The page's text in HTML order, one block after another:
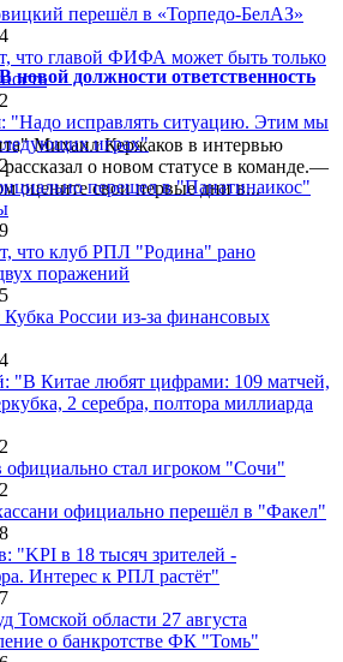
должности ответственность
Михаил Кержаков в интервью
о новом статусе в команде.—
оцените свои первые дни в...
перешёл в «Торпедо-БелАЗ»
что главой ФИФА может быть только
"Надо исправлять ситуацию. Этим мы
играх"
перешел в "Панатинаикос"
что клуб РПЛ "Родина" рано
поражений
Кубка России из-за финансовых
"В Китае любят цифрами: 109 матчей,
2 серебра, полтора миллиарда
стал игроком "Сочи"
официально перешёл в "Факел"
"KPI в 18 тысяч зрителей -
Интерес к РПЛ растёт"
Томской области 27 августа
о банкротстве ФК "Томь"